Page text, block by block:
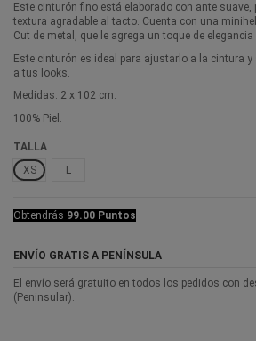
Este cinturón fino está elaborado con ante suave,
textura agradable al tacto. Cuenta con una
Cut de metal, que le agrega un toque de
Este cinturón es ideal para ajustarlo a la cintura
a tus looks.
Medidas: 2 x 102 cm.
100% Piel.
TALLA
XS
L
Obtendrás 99.00 Puntos
ENVÍO GRATIS A PENÍNSULA
El envío será gratuito en todos los pedidos con
(Peninsular).